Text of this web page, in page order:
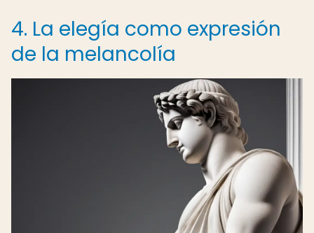
4. La elegía como expresión
de la melancolía